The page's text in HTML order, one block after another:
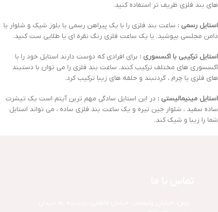
های بند فلزی ظریف تر استفاده کنید.
استایل رسمی : ساعت بند فلزی را با یک پیراهن رسمی یا بلوز شیک و شلوار یا
دامن مجلسی بپوشید. یا یک ساعت فلزی رنگ نقره ای یا طلایی ست کنید.
استایل ترکیبی با اکسسوری : برای افرادی که دوست دارند استایل خود را با
اکسسوری های مختلف ترکیب کنند. ساعت بند فلزی را می توان با دستبند
های فلزی یا چرم ، گردنبند و حلقه های زیبا ترکیب کرد.
استایل مینیمالیستی : در این استایل سادگی مهم ترین آیتم است یک تیشرت
ساده سفید ، شلوار جین تیره و یک ساعت بند فلزی ساده ، می تواند استایل
شما را زیبا و شیک کند.